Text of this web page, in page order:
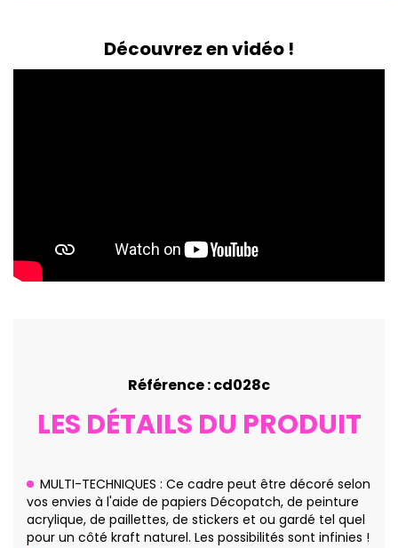
Découvrez en vidéo !
Référence : cd028c
LES DÉTAILS DU PRODUIT
MULTI-TECHNIQUES : Ce cadre peut être décoré selon
vos envies à l'aide de papiers Décopatch, de peinture
acrylique, de paillettes, de stickers et ou gardé tel quel
pour un côté kraft naturel. Les possibilités sont infinies !